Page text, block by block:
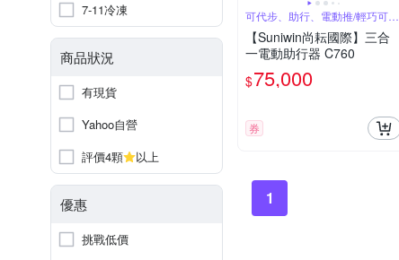
7-11冷凍
商品狀況
有現貨
Yahoo自營
評價4顆
以上
優惠
挑戰低價
可代步、助行、電動推/輕巧可摺
疊
【Suniwin尚耘國際】三合
一電動助行器 C760
$75,000
券
1